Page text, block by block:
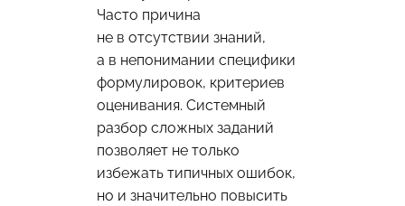
Часто причина
не в отсутствии знаний,
а в непонимании специфики
формулировок, критериев
оценивания. Системный
разбор сложных заданий
позволяет не только
избежать типичных ошибок,
но и значительно повысить